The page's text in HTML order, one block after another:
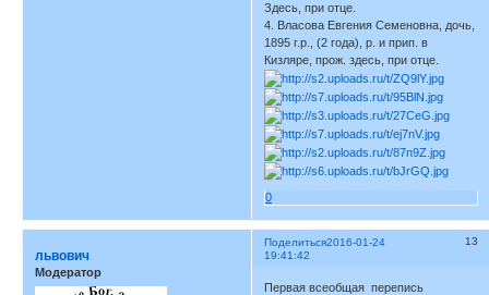
Здесь, при отце.
4. Власова Евгения Семеновна, дочь,
1895 г.р., (2 года), р. и прип. в
Кизляре, прож. здесь, при отце.
0
Поделиться 13
2016-01-24
19:41:42
львович
Модератор
Первая всеобщая перепись